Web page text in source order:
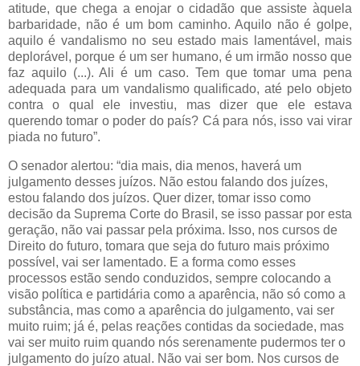
atitude, que chega a enojar o cidadão que assiste àquela
barbaridade, não é um bom caminho. Aquilo não é golpe,
aquilo é vandalismo no seu estado mais lamentável, mais
deplorável, porque é um ser humano, é um irmão nosso que
faz aquilo (...). Ali é um caso. Tem que tomar uma pena
adequada para um vandalismo qualificado, até pelo objeto
contra o qual ele investiu, mas dizer que ele estava
querendo tomar o poder do país? Cá para nós, isso vai virar
piada no futuro”.
O senador alertou: “dia mais, dia menos, haverá um
julgamento desses juízos. Não estou falando dos juízes,
estou falando dos juízos. Quer dizer, tomar isso como
decisão da Suprema Corte do Brasil, se isso passar por esta
geração, não vai passar pela próxima. Isso, nos cursos de
Direito do futuro, tomara que seja do futuro mais próximo
possível, vai ser lamentado. E a forma como esses
processos estão sendo conduzidos, sempre colocando a
visão política e partidária como a aparência, não só como a
substância, mas como a aparência do julgamento, vai ser
muito ruim; já é, pelas reações contidas da sociedade, mas
vai ser muito ruim quando nós serenamente pudermos ter o
julgamento do juízo atual. Não vai ser bom. Nos cursos de